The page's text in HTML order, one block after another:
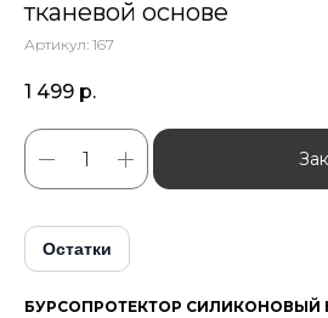
тканевой основе
Артикул: 167
1 499 р.
Остатки
БУРСОПРОТЕКТОР СИЛИКОНОВЫЙ